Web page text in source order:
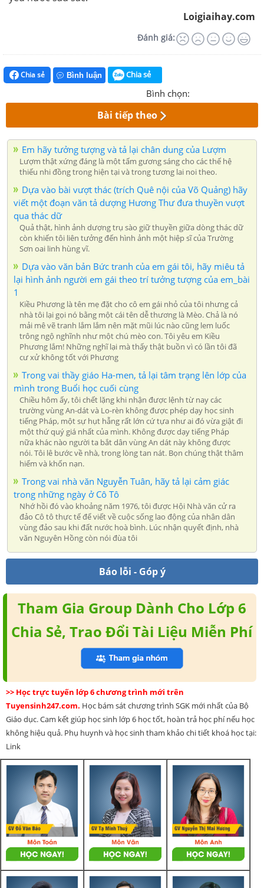
Loigiaihay.com
Đánh giá:
Chia sẻ Bình luận Chia sẻ
Bình chọn:
Bài tiếp theo
Em hãy tưởng tượng và tả lại chân dung của Lượm
Lượm thật xứng đáng là một tấm gương sáng cho các thế hệ
thiếu nhi đồng trong hiện tại và trong tương lai noi theo.
Dựa vào bài vượt thác (trích Quê nội của Võ Quảng) hãy
viết một đoạn văn tả dượng Hương Thư đưa thuyền vượt
qua thác dữ
Quả thật, hình ảnh dượng trụ sào giữ thuyền giữa dòng thác dữ
còn khiến tôi liên tưởng đến hình ảnh một hiệp sĩ của Trường
Sơn oai linh hùng vĩ.
Dựa vào văn bản Bức tranh của em gái tôi, hãy miêu tả
lại hình ảnh người em gái theo trí tưởng tượng của em_bài
1
Kiều Phương là tên mẹ đặt cho cô em gái nhỏ của tôi nhưng cả
nhà tôi lại gọi nó bằng một cái tên dễ thương là Mèo. Chả là nó
mải mê vẽ tranh lắm lắm nên mặt mũi lúc nào cũng lem luốc
trông ngộ nghĩnh như một chú mèo con. Tôi yêu em Kiều
Phương lắm! Những nghĩ lại mà thấy thật buồn vì có lần tôi đã
cư xử không tốt với Phương
Trong vai thầy giáo Ha-men, tả lại tâm trạng lên lớp của
mình trong Buổi học cuối cùng
Chiều hôm ấy, tôi chết lặng khi nhận được lệnh từ nay các
trường vùng An-dát và Lo-rèn không được phép dạy học sinh
tiếng Pháp, một sự hụt hẫng rất lớn cứ tựa như ai đó vừa giật đi
một thứ quý giá nhất của mình. Không được dạy tiếng Pháp
nữa khác nào người ta bắt dân vùng An dát này không được
nói. Tôi lê bước về nhà, trong lòng tan nát. Bọn chúng thật thâm
hiểm và khốn nạn.
Trong vai nhà văn Nguyễn Tuân, hãy tả lại cảm giác
trong những ngày ở Cô Tô
Nhớ hồi đó vào khoảng năm 1976, tôi được Hội Nhà văn cử ra
đảo Cô tô thực tế để viết về cuộc sống lao động của nhân dân
vùng đảo sau khi đất nước hoà bình. Lúc nhận quyết định, nhà
văn Nguyên Hồng còn nói đùa tôi
Báo lỗi - Góp ý
Tham Gia Group Dành Cho Lớp 6
Chia Sẻ, Trao Đổi Tài Liệu Miễn Phí
>> Học trực tuyến lớp 6 chương trình mới trên
Tuyensinh247.com. Học bám sát chương trình SGK mới nhất của Bộ
Giáo dục. Cam kết giúp học sinh lớp 6 học tốt, hoàn trả học phí nếu học
không hiệu quả. Phụ huynh và học sinh tham khảo chi tiết khoá học tại:
Link